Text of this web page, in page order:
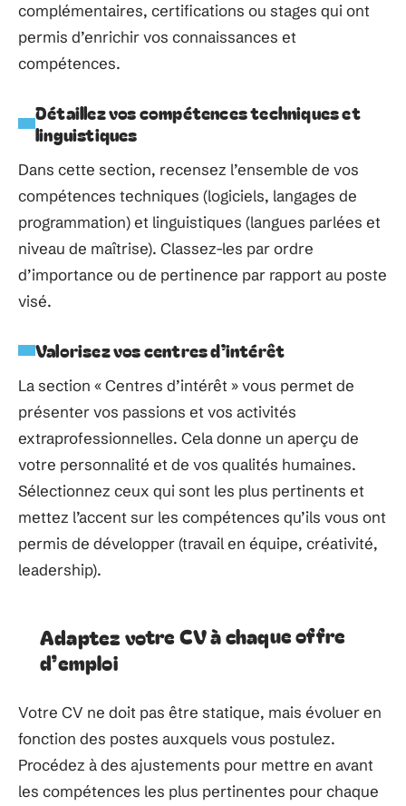
complémentaires, certifications ou stages qui ont
permis d’enrichir vos connaissances et
compétences.
Détaillez vos compétences techniques et
linguistiques
Dans cette section, recensez l’ensemble de vos
compétences techniques (logiciels, langages de
programmation) et linguistiques (langues parlées et
niveau de maîtrise). Classez-les par ordre
d’importance ou de pertinence par rapport au poste
visé.
Valorisez vos centres d’intérêt
La section « Centres d’intérêt » vous permet de
présenter vos passions et vos activités
extraprofessionnelles. Cela donne un aperçu de
votre personnalité et de vos qualités humaines.
Sélectionnez ceux qui sont les plus pertinents et
mettez l’accent sur les compétences qu’ils vous ont
permis de développer (travail en équipe, créativité,
leadership).
Adaptez votre CV à chaque offre
d’emploi
Votre CV ne doit pas être statique, mais évoluer en
fonction des postes auxquels vous postulez.
Procédez à des ajustements pour mettre en avant
les compétences les plus pertinentes pour chaque